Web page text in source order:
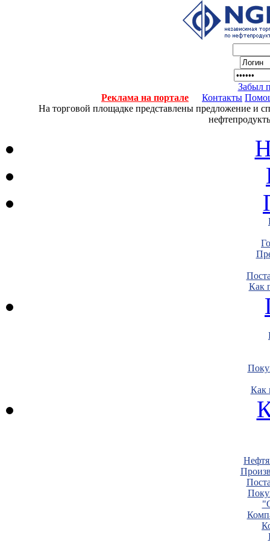
Забыл
Реклама на портале
Контакты
На торговой площадке представлены предложение и
Как
Как